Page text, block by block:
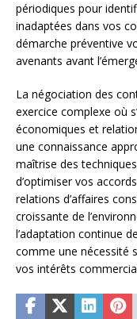
périodiques pour
inadaptées dans vos
démarche préventive
avenants avant
La négociation des
exercice complexe où
économiques et
une connaissance
maîtrise des
d’optimiser vos
relations d’affaires
croissante de
l’adaptation continue
comme une nécessité
vos intérêts